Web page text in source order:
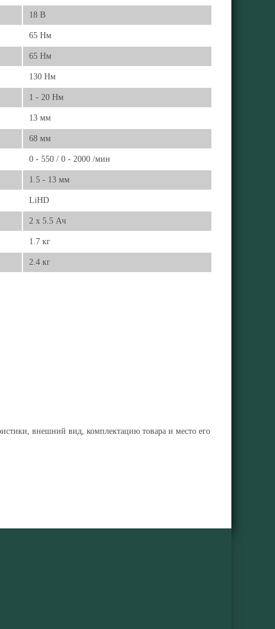
18 В
65 Нм
65 Нм
130 Нм
1 - 20 Нм
13 мм
68 мм
0 - 550 / 0 - 2000 /мин
1.5 - 13 мм
LiHD
2 x 5.5 Ач
1.7 кг
2.4 кг
внешний вид, комплектацию товара и место его